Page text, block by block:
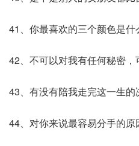
41、你最喜欢的三个颜色是什
42、不可以对我有任何秘密，
43、有没有陪我走完这一生的
44、对你来说最容易分手的原